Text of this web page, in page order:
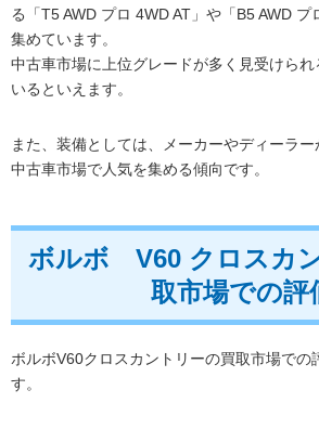
る「T5 AWD プロ 4WD AT」や「B5 AWD プ
集めています。
中古車市場に上位グレードが多く見受けら
いるといえます。
また、装備としては、メーカーやディーラー
中古車市場で人気を集める傾向です。
ボルボ V60 クロスカ
取市場での評
ボルボV60クロスカントリーの買取市場での
す。